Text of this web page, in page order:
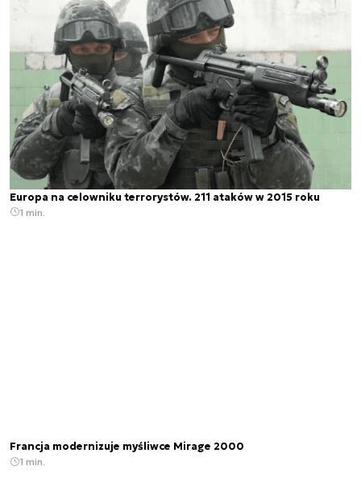
Europa na celowniku terrorystów. 211 ataków w 2015 roku
1 min.
Francja modernizuje myśliwce Mirage 2000
1 min.